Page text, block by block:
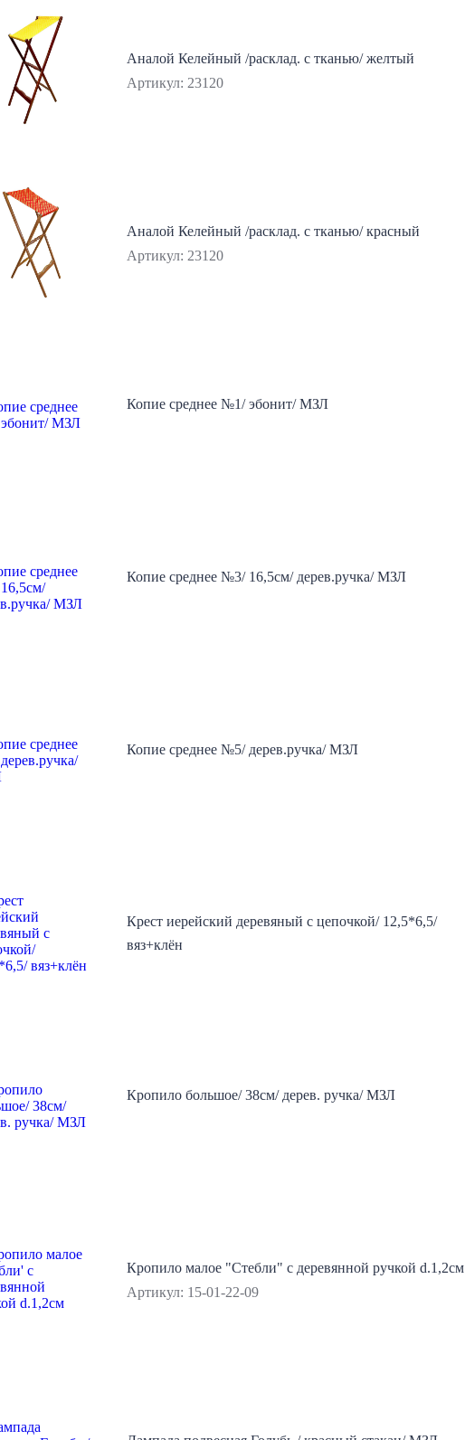
Аналой Келейный /расклад. с тканью/ желтый
Артикул: 23120
Аналой Келейный /расклад. с тканью/ красный
Артикул: 23120
Копие среднее №1/ эбонит/ МЗЛ
Копие среднее №3/ 16,5см/ дерев.ручка/ МЗЛ
Копие среднее №5/ дерев.ручка/ МЗЛ
Крест иерейский деревяный с цепочкой/ 12,5*6,5/
вяз+клён
Кропило большое/ 38см/ дерев. ручка/ МЗЛ
Кропило малое "Стебли" с деревянной ручкой d.1,2см
Артикул: 15-01-22-09